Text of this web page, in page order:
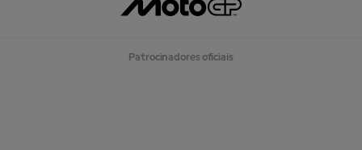
Patrocinadores oficiais